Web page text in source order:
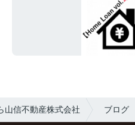
山信不動産株式会社 ブログ